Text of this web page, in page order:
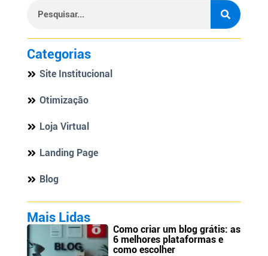
Categorias
Site Institucional
Otimização
Loja Virtual
Landing Page
Blog
Mais Lidas
Como criar um blog grátis: as
6 melhores plataformas e
como escolher